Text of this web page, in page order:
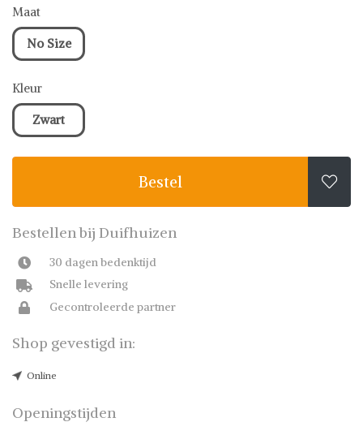
Maat
No Size
Kleur
Zwart
Bestel 
Bestellen bij Duifhuizen
30 dagen bedenktijd
Snelle levering
Gecontroleerde partner
Shop gevestigd in:
Online
Openingstijden